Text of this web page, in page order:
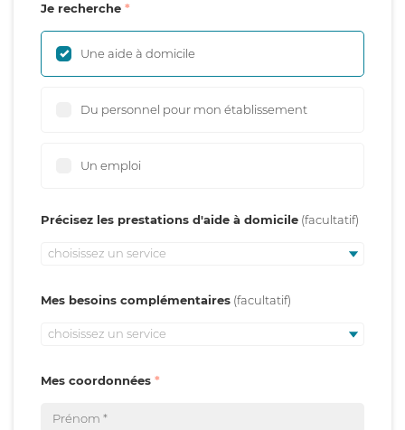
Je recherche
Une aide à domicile
Du personnel pour mon établissement
Un emploi
Précisez les prestations d'aide à domicile
choisissez un service
Mes besoins complémentaires
choisissez un service
Mes coordonnées